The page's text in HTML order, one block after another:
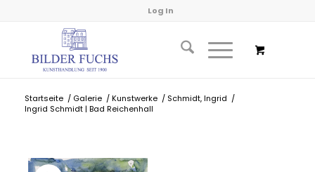
Log In
Startseite / Galerie / Kunstwerke / Schmidt, Ingrid /
Ingrid Schmidt | Bad Reichenhall